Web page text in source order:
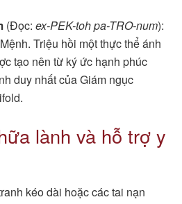
(Đọc:ex-PEK-toh pa-TRO-num):
Triệu hồi một thực thể ánh
tạo nên từ ký ức hạnh phúc
duy nhất của Giám ngục
lành và hỗ trợ y
kéo dài hoặc các tai nạn